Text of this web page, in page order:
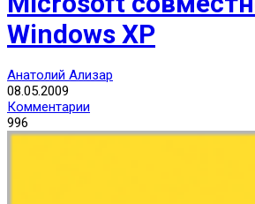
Windows XP
Анатолий Ализар
08.05.2009
Комментарии
996